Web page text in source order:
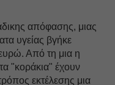
απόφασης, μιας
υγείας βγήκε
Από τη μια η
"κοράκια" έχουν
εκτέλεσης μια